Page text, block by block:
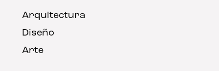
Arquitectura
Diseño
Arte